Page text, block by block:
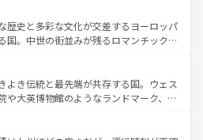
て風土や気候が異なるスペインはその個
性で訪れる人を魅了する。 なお、新着のスペイン情報は コ
照してほしい。
詰まっている。華麗な宮殿、歴史的な大
チ、そして豊かな自然が、訪れる者を心
た、フランスは美食の国としても知ら
の発祥地であるランス、プロヴァンスの
ー畑など、多彩な楽しみ方が可能だ。さ
地域にも魅力が溢れており、どの街角に
ぶとそれぞれで全く異なる文化を体験で
歴史と多彩な文化が交差するヨーロッパ
国。中世の街並みが残るロマンチック街
、どこを歩いても飽きることがない。ベ
気、バイエルン州のアルプスの絶景、そ
のワイン畑といった風景は必見。ビール
ひ体験してほしい。 なお、新着の
よき伝統と最先端が共存する国。ウェス
や大英博物館のようなランドマーク、歴
魅力がある。また、優雅なアフタヌーン